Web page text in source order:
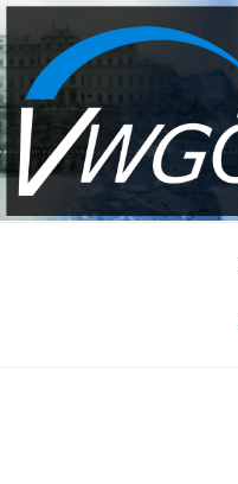
Zum
Inhalt
springen